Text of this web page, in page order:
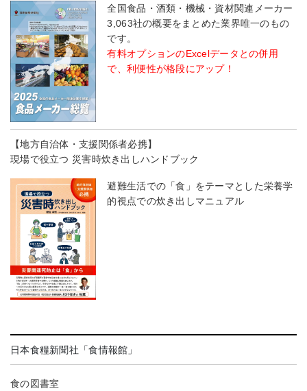
全国食品・酒類・機械・資材関連メーカー
3,063社の概要をまとめた業界唯一のもの
です。
有料オプションのExcelデータとの併用
で、利便性が格段にアップ！
【地方自治体・支援関係者必携】
現場で役立つ 災害時炊き出しハンドブック
避難生活での「食」をテーマとした栄養学
的視点での炊き出しマニュアル
日本食糧新聞社「食情報館」
食の図書室